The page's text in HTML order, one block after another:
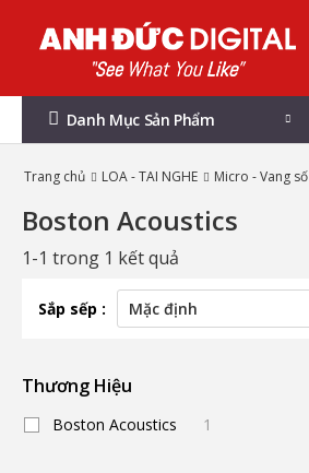
Danh Mục Sản Phẩm
Trang chủ LOA - TAI NGHE Micro - Vang số
Boston Acoustics
1-1 trong 1 kết quả
Sắp sếp :
Thương Hiệu
Boston Acoustics 1